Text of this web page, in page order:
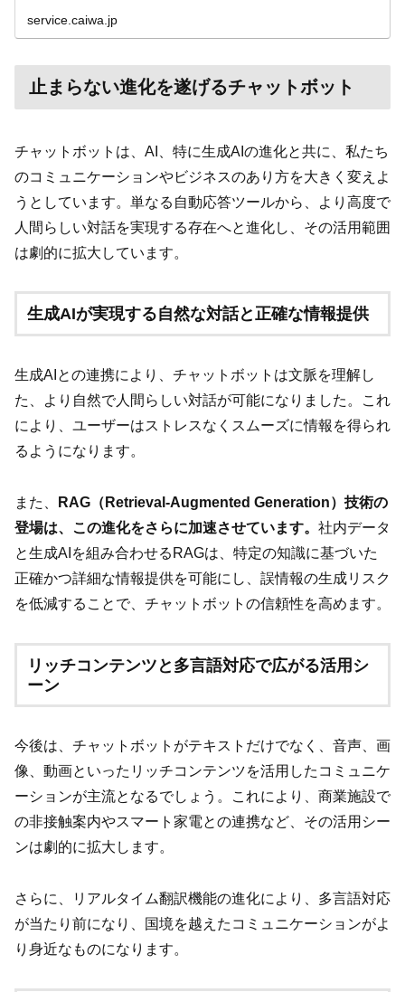
service.caiwa.jp
止まらない進化を遂げるチャットボット
チャットボットは、AI、特に生成AIの進化と共に、私たち
のコミュニケーションやビジネスのあり方を大きく変えよ
うとしています。単なる自動応答ツールから、より高度で
人間らしい対話を実現する存在へと進化し、その活用範囲
は劇的に拡大しています。
生成AIが実現する自然な対話と正確な情報提供
生成AIとの連携により、チャットボットは文脈を理解し
た、より自然で人間らしい対話が可能になりました。これ
により、ユーザーはストレスなくスムーズに情報を得られ
るようになります。
また、
RAG（Retrieval-Augmented Generation）技術の
登場は、この進化をさらに加速させています。 社内データ
と生成AIを組み合わせるRAGは、特定の知識に基づいた
正確かつ詳細な情報提供を可能にし、誤情報の生成リスク
を低減することで、チャットボットの信頼性を高めます。
リッチコンテンツと多言語対応で広がる活用シ
ーン
今後は、チャットボットがテキストだけでなく、音声、画
像、動画といったリッチコンテンツを活用したコミュニケ
ーションが主流となるでしょう。これにより、商業施設で
の非接触案内やスマート家電との連携など、その活用シー
ンは劇的に拡大します。
さらに、リアルタイム翻訳機能の進化により、多言語対応
が当たり前になり、国境を越えたコミュニケーションがよ
り身近なものになります。